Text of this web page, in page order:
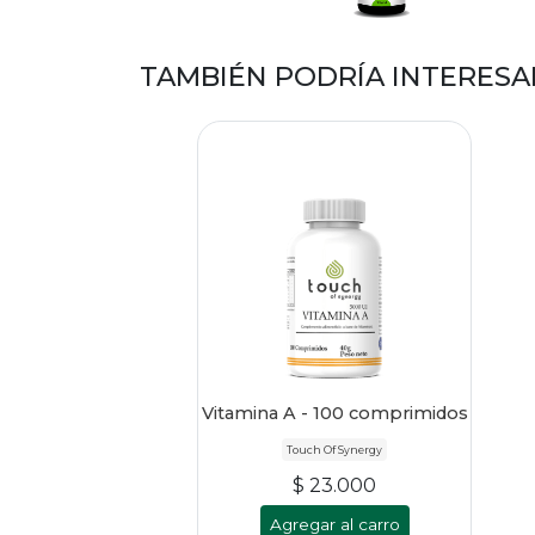
TAMBIÉN PODRÍA
Vitamina A - 100 comprimidos
Touch Of Synergy
$ 23.000
Agregar al carro